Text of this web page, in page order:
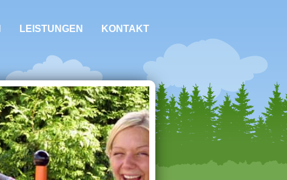
LEISTUNGEN KONTAKT